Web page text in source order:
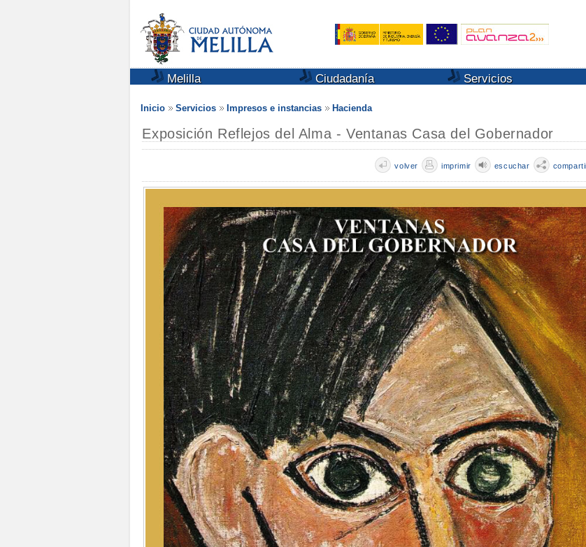
Melilla Ciudadanía Servicios
Inicio Servicios Impresos e instancias Hacienda
Exposición Reflejos del Alma - Ventanas Casa del Gobernador
escuchar
imprimir
volver